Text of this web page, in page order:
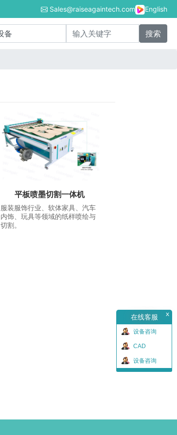
在线客服 x
设备咨询
CAD
设备咨询
Sales@raiseagaintech.com English
平板喷墨切割一体机
服装服饰行业、软体家具、汽车
内饰、玩具等领域的纸样喷绘与
切割。